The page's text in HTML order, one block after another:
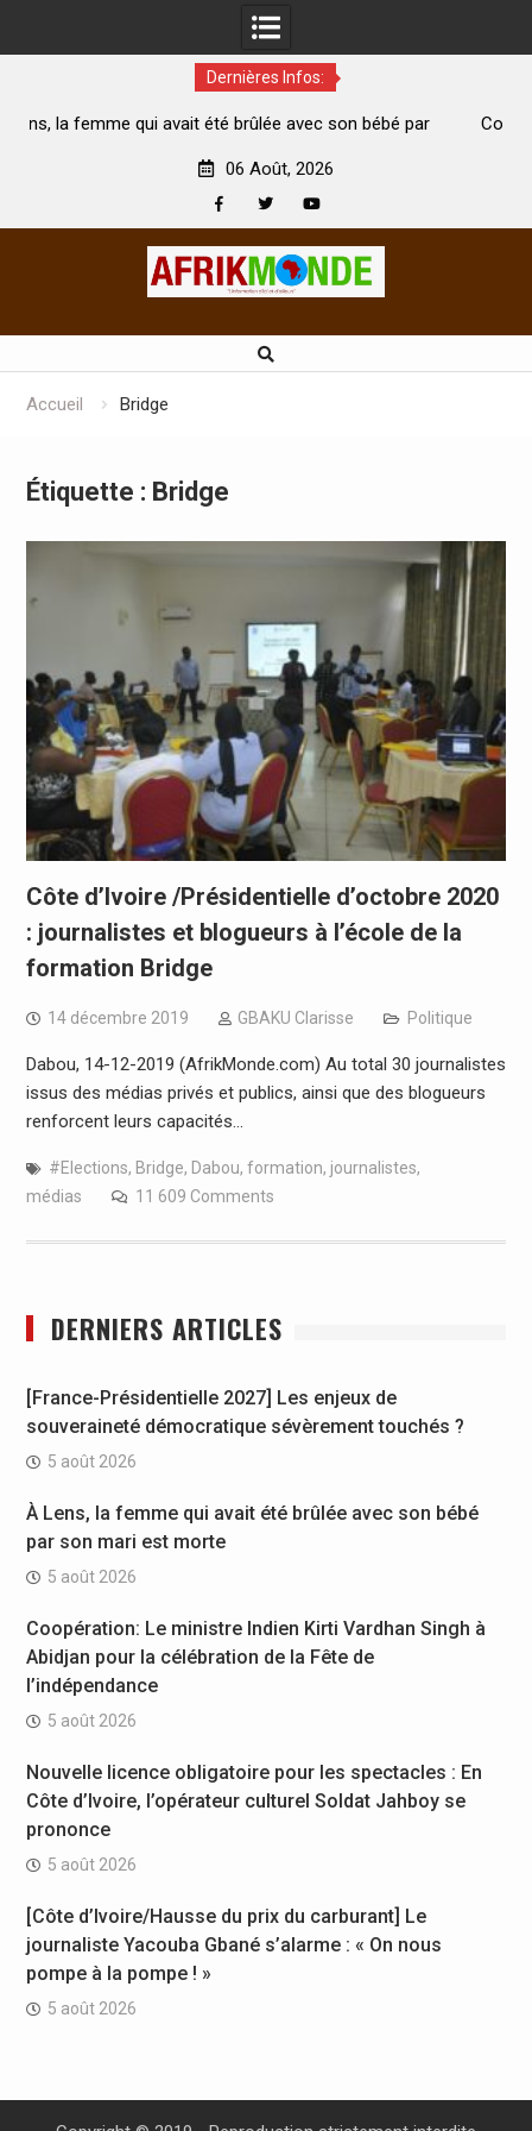
Dernières Infos:
été brûlée avec son bébé par
Coopération: Le ministre
06 Août, 2026
Accueil Bridge
Étiquette : Bridge
Côte d’Ivoire /Présidentielle d’octobre 2020
: journalistes et blogueurs à l’école de la
formation Bridge
14 décembre 2019 GBAKU Clarisse Politique
Dabou, 14-12-2019 (AfrikMonde.com) Au total 30 journalistes
issus des médias privés et publics, ainsi que des blogueurs
renforcent leurs capacités…
#Elections, Bridge, Dabou, formation, journalistes,
médias
11 609 Comments
DERNIERS ARTICLES
[France-Présidentielle 2027] Les enjeux de
souveraineté démocratique sévèrement touchés ?
5 août 2026
À Lens, la femme qui avait été brûlée avec son bébé
par son mari est morte
5 août 2026
Coopération: Le ministre Indien Kirti Vardhan Singh à
Abidjan pour la célébration de la Fête de
l’indépendance
5 août 2026
Nouvelle licence obligatoire pour les spectacles : En
Côte d’Ivoire, l’opérateur culturel Soldat Jahboy se
prononce
5 août 2026
[Côte d’Ivoire/Hausse du prix du carburant] Le
journaliste Yacouba Gbané s’alarme : « On nous
pompe à la pompe ! »
5 août 2026